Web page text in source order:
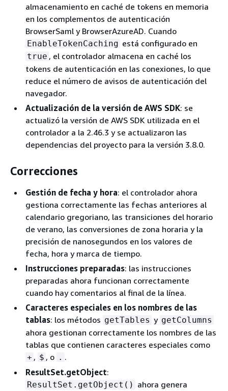
almacenamiento en caché de tokens en memoria
en los complementos de autenticación
BrowserSaml y BrowserAzureAD. Cuando
EnableTokenCaching está configurado en
true , el controlador almacena en caché los
tokens de autenticación en las conexiones, lo que
reduce el número de avisos de autenticación del
navegador.
Actualización de la versión de AWS SDK: se
actualizó la versión de AWS SDK utilizada en el
controlador a la 2.46.3 y se actualizaron las
dependencias del proyecto para la versión 3.8.0.
Correcciones
Gestión de fecha y hora: el controlador ahora
gestiona correctamente las fechas anteriores al
calendario gregoriano, las transiciones del horario
de verano, las conversiones de zona horaria y la
precisión de nanosegundos en los valores de
fecha, hora y marca de tiempo.
Instrucciones preparadas: las instrucciones
preparadas ahora funcionan correctamente
cuando hay comentarios al final de la línea.
Caracteres especiales en los nombres de las
tablas: los métodos getTables y getColumns
ahora gestionan correctamente los nombres de las
tablas que contienen caracteres especiales como
+ , $ , o . .
ResultSet.getObject:
ResultSet.getObject() ahora genera